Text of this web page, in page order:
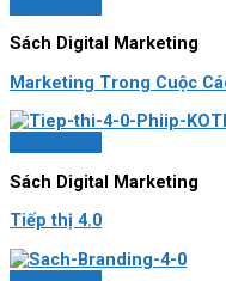
Sách Digital Marketing
Marketing Trong Cuộc
Sách Digital Marketing
Tiếp thị 4.0